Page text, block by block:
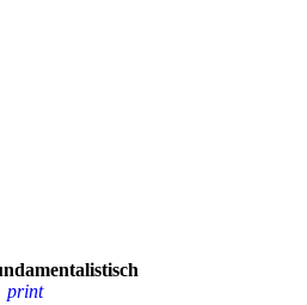
print